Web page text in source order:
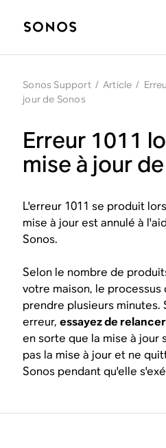
Sonos Support / Article /
jour de Sonos
Erreur 1011
mise à jour
L'erreur 1011 se produit
mise à jour est annulé à
Sonos.
Selon le nombre de
votre maison, le processus
prendre plusieurs minutes.
erreur,essayez de
en sorte que la mise à jour
pas la mise à jour et ne
Sonos pendant qu'elle